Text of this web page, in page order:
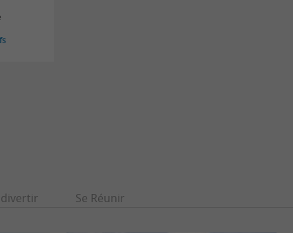
divertir Se Réunir